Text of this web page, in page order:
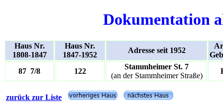
Dokumentation
Haus Nr.
1808-1847
Haus Nr.
1847-1952
Adresse seit 1952
87 7/8
122
Stammheimer St. 7
(an der Stammheimer Straße)
zurück zur Liste